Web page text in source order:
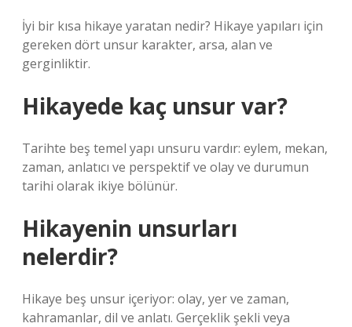
İyi bir kısa hikaye yaratan nedir? Hikaye yapıları için
gereken dört unsur karakter, arsa, alan ve
gerginliktir.
Hikayede kaç unsur var?
Tarihte beş temel yapı unsuru vardır: eylem, mekan,
zaman, anlatıcı ve perspektif ve olay ve durumun
tarihi olarak ikiye bölünür.
Hikayenin unsurları
nelerdir?
Hikaye beş unsur içeriyor: olay, yer ve zaman,
kahramanlar, dil ve anlatı. Gerçeklik şekli veya